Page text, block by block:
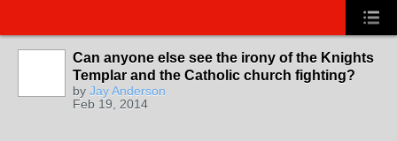
Can anyone else see the irony of the Knights
Templar and the Catholic church fighting?
by Jay Anderson
Feb 19, 2014